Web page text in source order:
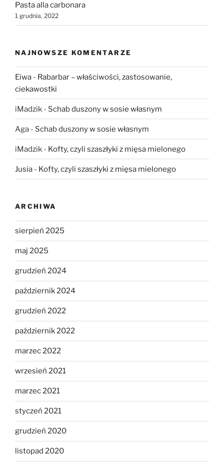
Pasta alla carbonara
1 grudnia, 2022
NAJNOWSZE KOMENTARZE
Eiwa - Rabarbar – właściwości, zastosowanie,
ciekawostki
iMadzik - Schab duszony w sosie własnym
Aga - Schab duszony w sosie własnym
iMadzik - Kofty, czyli szaszłyki z mięsa mielonego
Jusia - Kofty, czyli szaszłyki z mięsa mielonego
ARCHIWA
sierpień 2025
maj 2025
grudzień 2024
październik 2024
grudzień 2022
październik 2022
marzec 2022
wrzesień 2021
marzec 2021
styczeń 2021
grudzień 2020
listopad 2020